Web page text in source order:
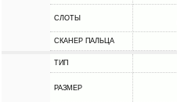
СЛОТЫ
СКАНЕР ПАЛЬЦА
ТИП
РАЗМЕР